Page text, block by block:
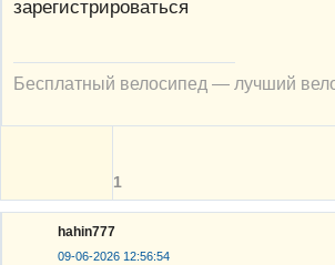
зарегистрироваться
Бесплатный велосипед — лучший
1
hahin777
09-06-2026 12:56:54